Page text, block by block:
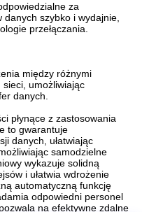
za
danych szybko i wydajnie,
przełączania.
między różnymi
umożliwiając
danych.
płynące z zastosowania
to gwarantuje
danych, ułatwiając
samodzielne
wykazuje solidną
i ułatwia wdrożenie
automatyczną funkcję
odpowiedni personel
na efektywne zdalne